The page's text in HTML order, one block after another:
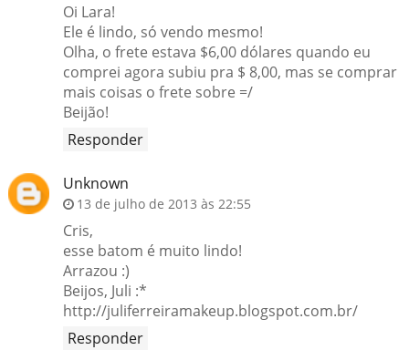
Oi Lara!
Ele é lindo, só vendo mesmo!
Olha, o frete estava $6,00 dólares quando eu
comprei agora subiu pra $ 8,00, mas se comprar
mais coisas o frete sobre =/
Beijão!
Responder
Unknown
13 de julho de 2013 às 22:55
Cris,
esse batom é muito lindo!
Arrazou :)
Beijos, Juli :*
http://juliferreiramakeup.blogspot.com.br/
Responder